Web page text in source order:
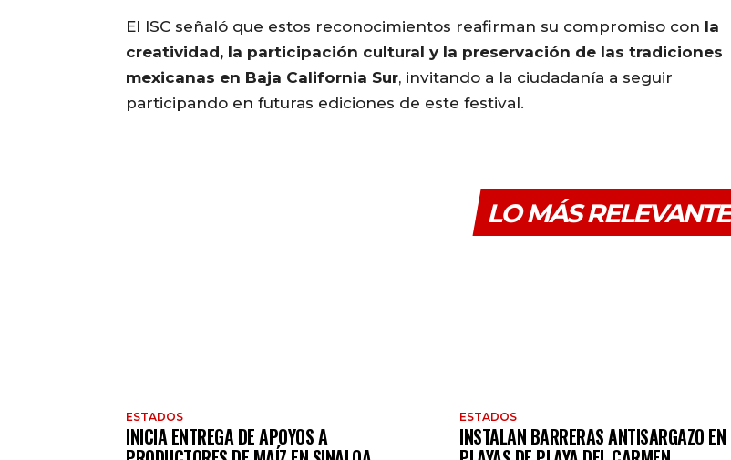
El ISC señaló que estos reconocimientos reafirman su compromiso con la
creatividad, la participación cultural y la preservación de las tradiciones
mexicanas en Baja California Sur, invitando a la ciudadanía a seguir
participando en futuras ediciones de este festival.
LO MÁS RELEVANTE
ESTADOS
INICIA ENTREGA DE APOYOS A
ESTADOS
INSTALAN BARRERAS ANTISARGAZO EN